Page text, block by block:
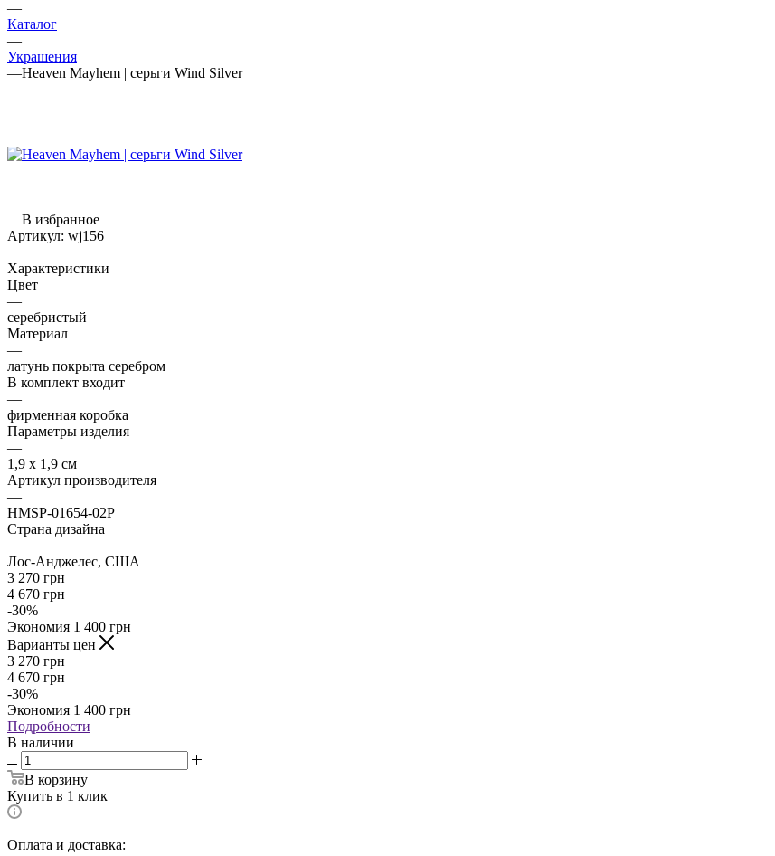
—
Каталог
—
Украшения
—Heaven Mayhem | серьги Wind Silver
В избранное
Артикул: wj156
Характеристики
Цвет
—
серебристый
Материал
—
латунь покрыта серебром
В комплект входит
—
фирменная коробка
Параметры изделия
—
1,9 x 1,9 см
Артикул производителя
—
HMSP-01654-02P
Страна дизайна
—
Лос-Анджелес, США
3 270 грн
4 670 грн
-30%
Экономия 1 400 грн
Варианты цен
3 270 грн
4 670 грн
-30%
Экономия 1 400 грн
Подробности
В наличии
В корзину
Купить в 1 клик
Оплата и доставка: